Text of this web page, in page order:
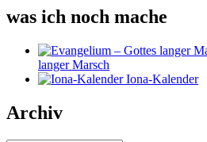
was ich noch mache
langer Marsch
Iona-Kalender
Archiv